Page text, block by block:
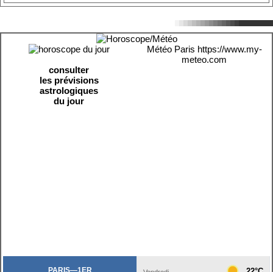
consulter
les prévisions
astrologiques
du jour
Météo Paris https://www.my-
meteo.com